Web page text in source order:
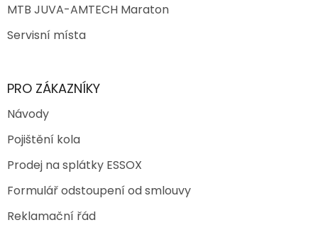
MTB JUVA-AMTECH Maraton
Servisní místa
PRO ZÁKAZNÍKY
Návody
Pojištění kola
Prodej na splátky ESSOX
Formulář odstoupení od smlouvy
Reklamační řád